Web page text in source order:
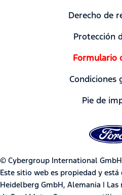
Derecho de
Protección
Formulario
Condiciones
Pie de
© Cybergroup International GmbH
Este sitio web es propiedad y
Heidelberg GmbH, Alemania |